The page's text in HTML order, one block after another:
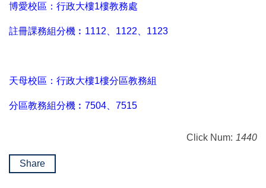
博愛校區：行政大樓1樓教務處
註冊課務組分機︰1112、1122、1123
天母校區：行政大樓1樓分區教務組
分區教務組分機︰7504、7515
Click Num: 1440
Share